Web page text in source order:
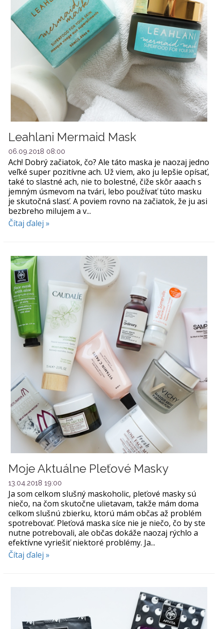
Leahlani Mermaid Mask
06.09.2018 08:00
Ach! Dobrý začiatok, čo? Ale táto maska je naozaj jedno
veľké super pozitívne ach. Už viem, ako ju lepšie opísať,
také to slastné ach, nie to bolestné, čiže skôr aaach s
jemným úsmevom na tvári, lebo používať túto masku
je skutočná slasť. A poviem rovno na začiatok, že ju asi
bezbreho milujem a v...
Čítaj ďalej »
Moje Aktuálne Pleťové Masky
13.04.2018 19:00
Ja som celkom slušný maskoholic, pleťové masky sú
niečo, na čom skutočne ulietavam, takže mám doma
celkom slušnú zbierku, ktorú mám občas až problém
spotrebovať. Pleťová maska síce nie je niečo, čo by ste
nutne potrebovali, ale občas dokáže naozaj rýchlo a
efektívne vyriešiť niektoré problémy. Ja...
Čítaj ďalej »